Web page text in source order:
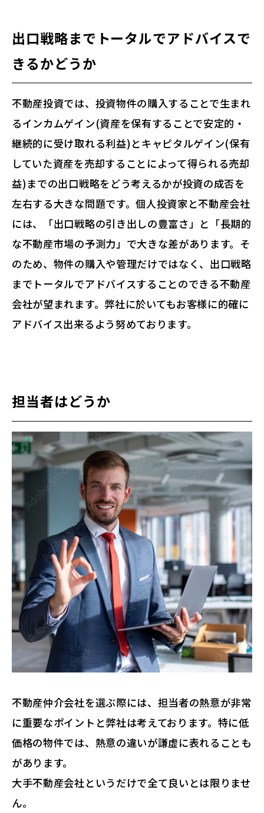
出口戦略までトータルでアドバイスで
きるかどうか
不動産投資では、投資物件の購入することで生まれ
るインカムゲイン(資産を保有することで安定的・
継続的に受け取れる利益)とキャピタルゲイン(保有
していた資産を売却することによって得られる売却
益)までの出口戦略をどう考えるかが投資の成否を
左右する大きな問題です。個人投資家と不動産会社
には、「出口戦略の引き出しの豊富さ」と「長期的
な不動産市場の予測力」で大きな差があります。そ
のため、物件の購入や管理だけではなく、出口戦略
までトータルでアドバイスすることのできる不動産
会社が望まれます。弊社に於いてもお客様に的確に
アドバイス出来るよう努めております。
担当者はどうか
不動産仲介会社を選ぶ際には、担当者の熱意が非常
に重要なポイントと弊社は考えております。特に低
価格の物件では、熱意の違いが謙虚に表れることも
があります。
大手不動産会社というだけで全て良いとは限りませ
ん。